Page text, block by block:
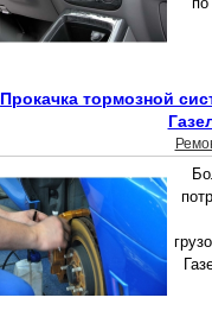
Прокачка тормозной